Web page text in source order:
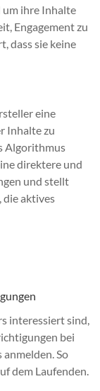
ihre Inhalte
Engagement zu
dass sie keine
eine
Inhalte zu
Algorithmus
direktere und
und stellt
die aktives
interessiert sind,
bei
So
dem Laufenden.